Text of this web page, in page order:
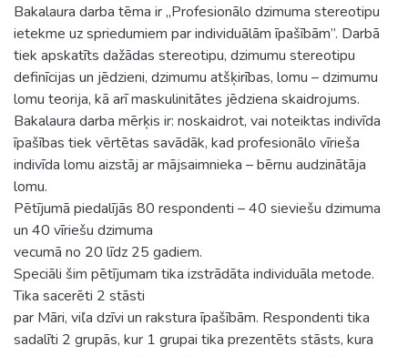
Bakalaura darba tēma ir „Profesionālo dzimuma stereotipu
ietekme uz spriedumiem par individuālām īpašībām”. Darbā
tiek apskatīts dažādas stereotipu, dzimumu stereotipu
definīcijas un jēdzieni, dzimumu atšķirības, lomu – dzimumu
lomu teorija, kā arī maskulinitātes jēdziena skaidrojums.
Bakalaura darba mērķis ir: noskaidrot, vai noteiktas indivīda
īpašības tiek vērtētas savādāk, kad profesionālo vīrieša
indivīda lomu aizstāj ar mājsaimnieka – bērnu audzinātāja
lomu.
Pētījumā piedalījās 80 respondenti – 40 sieviešu dzimuma
un 40 vīriešu dzimuma
vecumā no 20 līdz 25 gadiem.
Speciāli šim pētījumam tika izstrādāta individuāla metode.
Tika sacerēti 2 stāsti
par Māri, viľa dzīvi un rakstura īpašībām. Respondenti tika
sadalīti 2 grupās, kur 1 grupai tika prezentēts stāsts, kura